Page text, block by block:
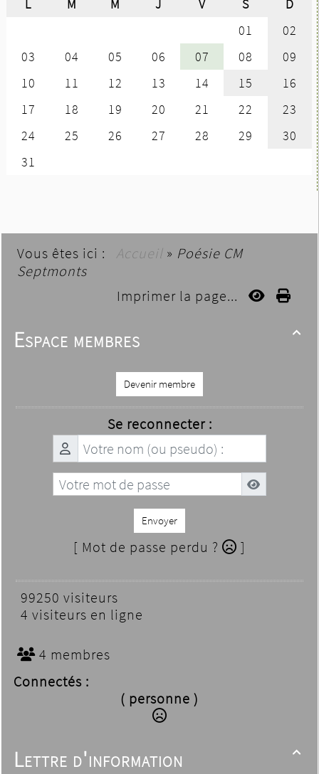
Vous êtes ici : Accueil » Poésie CM
Septmonts
Imprimer la page...

Espace membres
Devenir membre
Se reconnecter :
Envoyer
[ Mot de passe perdu ? ]
99250 visiteurs
4 visiteurs en ligne
4 membres
Connectés :
( personne )

Lettre d'information